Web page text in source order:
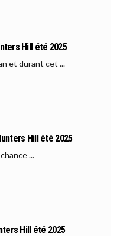
Hill été 2025
et durant cet ...
Hill été 2025
...
Hill été 2025